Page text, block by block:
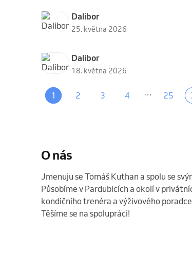
Dalibor
25. května 2026
Dalibor
18. května 2026
1 2 3 4 … 25
O nás
Jmenuju se Tomáš Kuthan a spolu se
Působíme v Pardubicích a okolí v
kondičního trenéra a výživového
Těšíme se na spolupráci!